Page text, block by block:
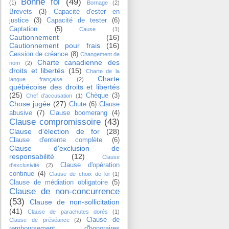
(1) Bonne foi (49) Bornage (2)
Brevets (3)
Capacité d'ester en
justice
(3) Capacité de tester
(6)
Captation
(5) Cause (1)
Cautionnement
(16)
Cautionnement pour frais
(16)
Cession de créance (8) Changement de
nom
(2)
Charte canadienne des
droits et libertés (15)
Charte de la
langue française
(2)
Charte
québécoise des droits et libertés
(25)
Chef d'accusation (1) Chèque (3)
Chose jugée (27) Chute (6) Clause
abusive
(7) Clause boomerang (4)
Clause compromissoire (43)
Clause d'élection de for (28)
Clause d'entente complète (6)
Clause d'exclusion de
responsabilité
(12)
Clause
d'exclusivité
(2)
Clause d'opération
continue (4) Clause de choix de loi (1)
Clause de médiation obligatoire (5)
Clause de non-concurrence
(53)
Clause de non-sollicitation
(41)
Clause de parachutes dorés
(1)
Clause de préséance
(2)
Clause de